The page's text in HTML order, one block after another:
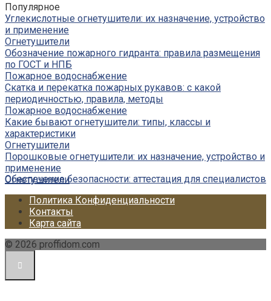
Популярное
Углекислотные огнетушители: их назначение, устройство
и применение
Огнетушители
Обозначение пожарного гидранта: правила размещения
по ГОСТ и НПБ
Пожарное водоснабжение
Скатка и перекатка пожарных рукавов: с какой
периодичностью, правила, методы
Пожарное водоснабжение
Какие бывают огнетушители: типы, классы и
характеристики
Огнетушители
Порошковые огнетушители: их назначение, устройство и
применение
Огнетушители
Обеспечение безопасности: аттестация для специалистов
Политика Конфиденциальности
Контакты
Карта сайта
© 2026 proffidom.com